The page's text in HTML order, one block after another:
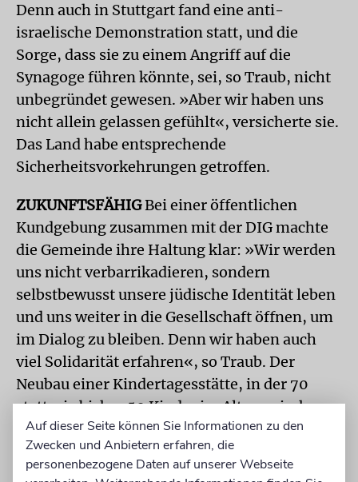
Denn auch in Stuttgart fand eine anti-
israelische Demonstration statt, und die
Sorge, dass sie zu einem Angriff auf die
Synagoge führen könnte, sei, so Traub, nicht
unbegründet gewesen. »Aber wir haben uns
nicht allein gelassen gefühlt«, versicherte sie.
Das Land habe entsprechende
Sicherheitsvorkehrungen getroffen.
ZUKUNFTSFÄHIGBei einer öffentlichen
Kundgebung zusammen mit der DIG machte
die Gemeinde ihre Haltung klar: »Wir werden
uns nicht verbarrikadieren, sondern
selbstbewusst unsere jüdische Identität leben
und uns weiter in die Gesellschaft öffnen, um
im Dialog zu bleiben. Denn wir haben auch
viel Solidarität erfahren«, so Traub. Der
Neubau einer Kindertagesstätte, in der 70
statt wie bisher 50 Kinder im Alter zwischen
sechs Monaten und sechs Jahren ganztägig
betreut werden, ist für die Gemeinde nicht
zuletzt ein Zeichen zukunftsfähiger Vitalität.
Auf dieser Seite können Sie Informationen zu den
Zwecken und Anbietern erfahren, die
personenbezogene Daten auf unserer Webseite